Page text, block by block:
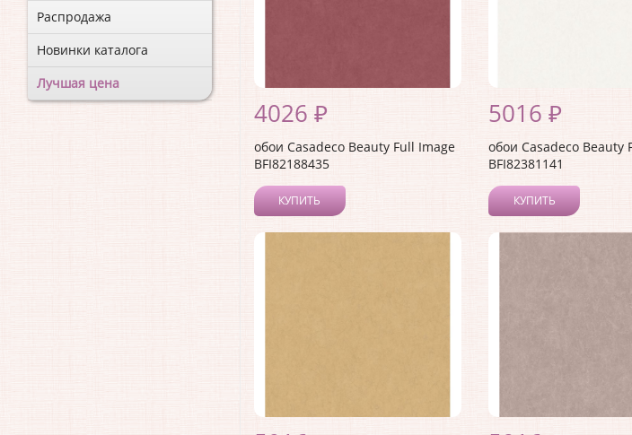
Распродажа
Новинки каталога
Лучшая цена
4026 ₽
обои Casadeco Beauty Full Image
BFI82188435
КУПИТЬ
5016 ₽
обои Casadeco Beauty
BFI82381141
КУПИТЬ